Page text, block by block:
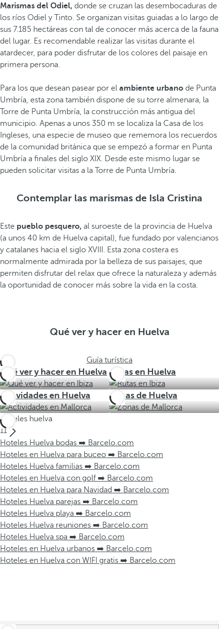
Marismas del Odiel, donde se cruzan las desembocaduras de
los ríos Odiel y Tinto. Se organizan visitas guiadas a lo largo de
sus 7.185 hectáreas con tal de conocer más acerca de la fauna
del lugar. Es recomendable realizar las visitas durante el
atardecer, para poder disfrutar de los colores del paisaje en
primera persona.
Para los que desean pasear por el ambiente urbano de Punta
Umbría, esta zona también dispone de su torre almenara, la
Torre de Punta Umbría, la construcción más antigua del
municipio. Apenas a unos 350 m se localiza la Casa de los
Ingleses, una especie de museo que rememora los recuerdos
de la comunidad británica que se empezó a formar en Punta
Umbría a finales del siglo XIX. Desde este mismo lugar se
pueden solicitar visitas a la Torre de Punta Umbría.
Contemplar las marismas de Isla Cristina
Este pueblo pesquero, al suroeste de la provincia de Huelva
(a unos 40 km de Huelva capital), fue fundado por valencianos
y catalanes hacia el siglo XVIII. Esta zona costera es
normalmente admirada por la belleza de sus paisajes, que
permiten disfrutar del relax que ofrece la naturaleza y además
la oportunidad de conocer más sobre la vida en la costa.
Qué ver y hacer en Huelva
Guía turística
Qué ver y hacer en Huelva Rutas en Huelva
Actividades en Huelva Zonas de Huelva
Hoteles huelva
11
Hoteles Huelva bodas ➡️ Barcelo.com
Hoteles en Huelva para buceo ➡️ Barcelo.com
Hoteles Huelva familias ➡️ Barcelo.com
Hoteles en Huelva con golf ➡️ Barcelo.com
Hoteles en Huelva para Navidad ➡️ Barcelo.com
Hoteles Huelva parejas ➡️ Barcelo.com
Hoteles Huelva playa ➡️ Barcelo.com
Hoteles Huelva reuniones ➡️ Barcelo.com
Hoteles Huelva spa ➡️ Barcelo.com
Hoteles en Huelva urbanos ➡️ Barcelo.com
Hoteles en Huelva con WIFI gratis ➡️ Barcelo.com